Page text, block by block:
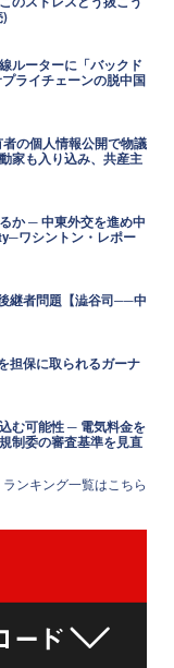
)
ルーターに「バックド
ライチェーンの脱中国
の個人情報公開で物議
家も入り込み、共産主
か ─ 中東外交を進め中
ワシントン・レポー
継者問題【澁谷司──中
担保に取られるガーナ
む可能性 ─ 電気料金を
制委の審査基準を見直
ランキング一覧はこちら